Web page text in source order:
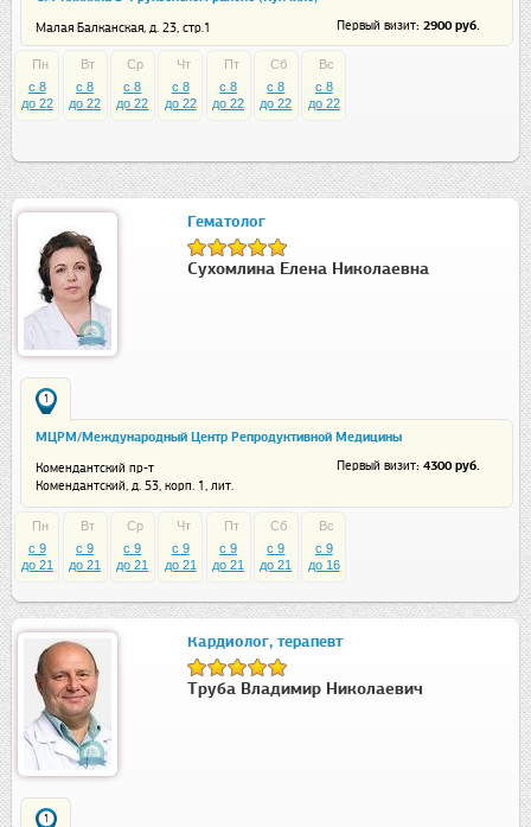
Малая Балканская, д. 23, стр.1 Первый визит: 2900 руб.
Пн
c 8
до 22
Вт
c 8
до 22
Ср
c 8
до 22
Чт
c 8
до 22
Пт
c 8
до 22
Сб
c 8
до 22
Вс
c 8
до 22
Гематолог
Сухомлина Елена Николаевна
1
МЦРМ/Международный Центр Репродуктивной Медицины
Комендантский пр-т
Комендантский, д. 53, корп. 1, лит.
А
Первый визит: 4300 руб.
Пн
c 9
до 21
Вт
c 9
до 21
Ср
c 9
до 21
Чт
c 9
до 21
Пт
c 9
до 21
Сб
c 9
до 21
Вс
c 9
до 16
Кардиолог, терапевт
Труба Владимир Николаевич
1